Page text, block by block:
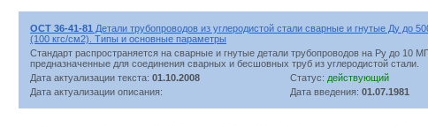
ОСТ 36-41-81 Детали трубопроводов из углеродистой стали сварные и гнутые Ду до
(100 кгс/см2). Типы и основные параметры
Стандарт распространяется на сварные и гнутые детали трубопроводов на Ру до 10
предназначенные для соединения сварных и бесшовных труб из углеродистой стали.
Дата актуализации текста: 01.10.2008 Статус: действующий
Дата актуализации описания:
Дата введения: 01.07.1981